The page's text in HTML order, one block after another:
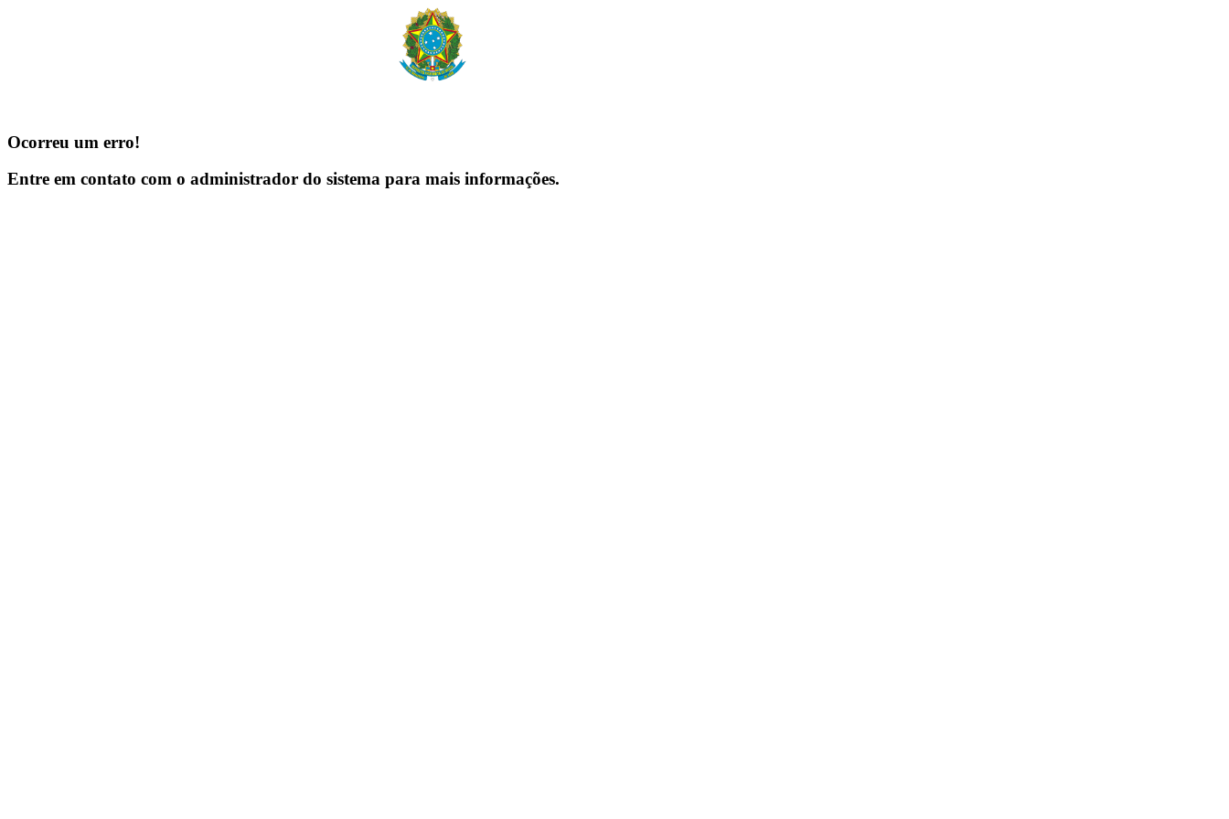
Ocorreu um erro!
Entre em contato com o administrador do sistema para mais informações.